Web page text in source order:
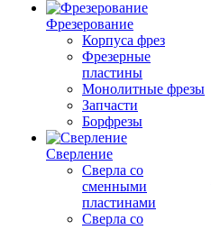
Фрезерование
Корпуса фрез
Фрезерные
пластины
Монолитные фрезы
Запчасти
Борфрезы
Сверление
Сверла со
сменными
пластинами
Сверла со